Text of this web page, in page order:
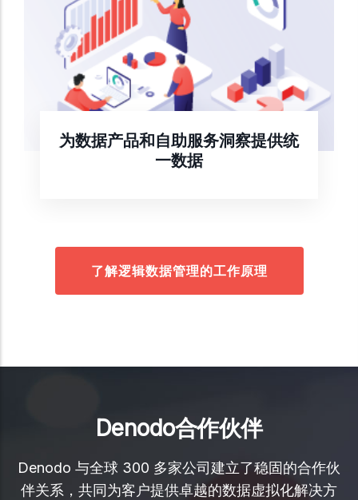
为数据产品和自助服务洞察提供统
一数据
了解逻辑数据管理的工作原理
Denodo合作伙伴
Denodo 与全球 300 多家公司建立了稳固的合作伙
伴关系，共同为客户提供卓越的数据虚拟化解决方